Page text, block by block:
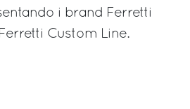
i brand Ferretti
Custom Line.